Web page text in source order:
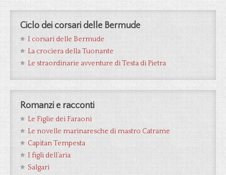
Ciclo dei corsari delle Bermude
I corsari delle Bermude
La crociera della Tuonante
Le straordinarie avventure di Testa di Pietra
Romanzi e racconti
Le Figlie dei Faraoni
Le novelle marinaresche di mastro Catrame
Capitan Tempesta
I figli dell’aria
Salgari